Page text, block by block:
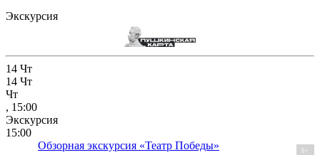
Экскурсия
14 Чт
14 Чт
Чт
, 15:00
Экскурсия
15:00
Обзорная экскурсия «Театр Победы»
6+